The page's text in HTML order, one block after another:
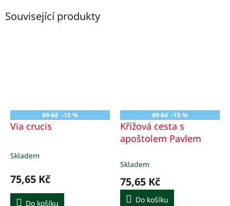
Související produkty
89 Kč –15 %
Via crucis
Průměrné
produktu
je
5,0
Skladem
75,65 Kč
Do košíku
89 Kč –15 %
Křížová cesta s
apoštolem Pavlem
Skladem
75,65 Kč
Do košíku